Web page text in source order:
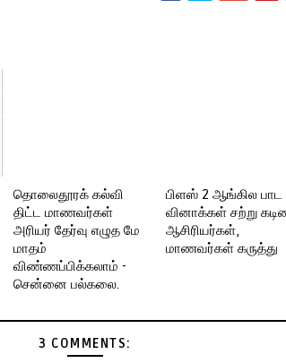
தொலைதூரக் கல்வி
திட்ட மாணவர்கள்
அரியர் தேர்வு எழுத மே
மாதம்
விண்ணப்பிக்கலாம் -
சென்னை பல்கலை.
பிளஸ் 2 ஆங்கில பாட
வினாக்கள் சற்று
ஆசிரியர்கள்,
மாணவர்கள் கருத்து
3 COMMENTS: